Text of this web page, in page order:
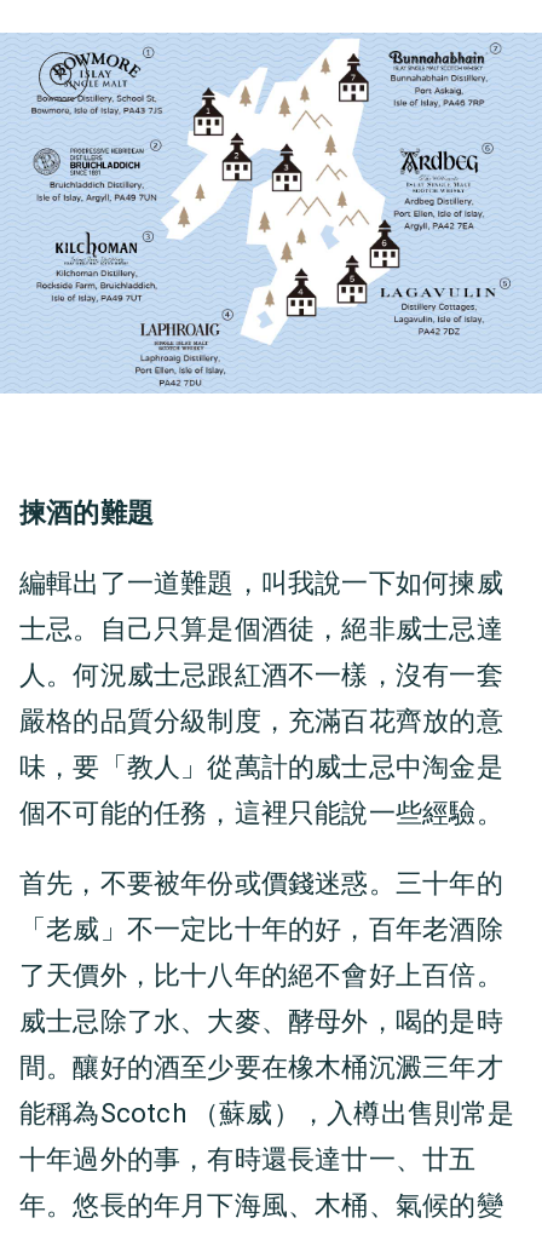
揀酒的難題
編輯出了一道難題，叫我說一下如何揀威
士忌。自己只算是個酒徒，絕非威士忌達
人。何況威士忌跟紅酒不一樣，沒有一套
嚴格的品質分級制度，充滿百花齊放的意
味，要「教人」從萬計的威士忌中淘金是
個不可能的任務，這裡只能說一些經驗。
首先，不要被年份或價錢迷惑。三十年的
「老威」不一定比十年的好，百年老酒除
了天價外，比十八年的絕不會好上百倍。
威士忌除了水、大麥、酵母外，喝的是時
間。釀好的酒至少要在橡木桶沉澱三年才
能稱為Scotch （蘇威），入樽出售則常是
十年過外的事，有時還長達廿一、廿五
年。悠長的年月下海風、木桶、氣候的變